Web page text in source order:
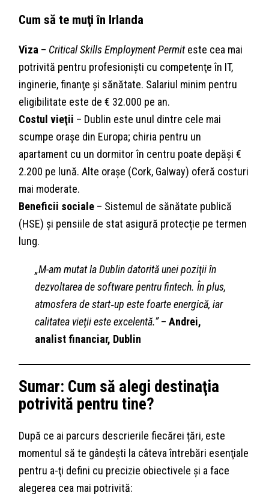
Cum să te muţi în Irlanda
Viza – Critical Skills Employment Permiteste cea mai
potrivită pentru profesionişti cu competenţe în IT,
inginerie, finanţe și sănătate. Salariul minim pentru
eligibilitate este de € 32.000 pe an.
Costul vieţii – Dublin este unul dintre cele mai
scumpe orașe din Europa; chiria pentru un
apartament cu un dormitor în centru poate depăși €
2.200 pe lună. Alte orașe (Cork, Galway) oferă costuri
mai moderate.
Beneficii sociale – Sistemul de sănătate publică
(HSE) și pensiile de stat asigură protecție pe termen
lung.
„M-am mutat la Dublin datorită unei poziţii în
dezvoltarea de software pentru fintech. În plus,
atmosfera de start‑up este foarte energică, iar
calitatea vieţii este excelentă.”–Andrei,
analist financiar, Dublin
Sumar: Cum să alegi destinaţia
potrivită pentru tine?
După ce ai parcurs descrierile fiecărei țări, este
momentul să te gândești la câteva întrebări esenţiale
pentru a-ţi defini cu precizie obiectivele și a face
alegerea cea mai potrivită: